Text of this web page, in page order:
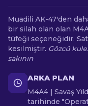
Muadili AK-47'den
bir silah olan olan
tüfeği seçeneğidir.
kesilmiştir. Gözcü
sakının
ARKA PLAN
M4A4 | Savaş
tarihinde